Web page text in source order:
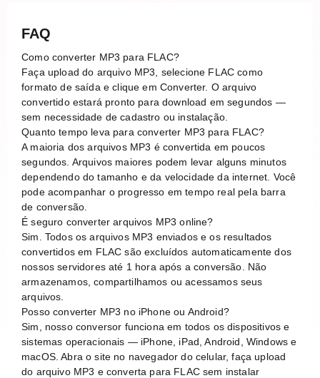
FAQ
Como converter MP3 para FLAC?
Faça upload do arquivo MP3, selecione FLAC como
formato de saída e clique em Converter. O arquivo
convertido estará pronto para download em segundos —
sem necessidade de cadastro ou instalação.
Quanto tempo leva para converter MP3 para FLAC?
A maioria dos arquivos MP3 é convertida em poucos
segundos. Arquivos maiores podem levar alguns minutos
dependendo do tamanho e da velocidade da internet. Você
pode acompanhar o progresso em tempo real pela barra
de conversão.
É seguro converter arquivos MP3 online?
Sim. Todos os arquivos MP3 enviados e os resultados
convertidos em FLAC são excluídos automaticamente dos
nossos servidores até 1 hora após a conversão. Não
armazenamos, compartilhamos ou acessamos seus
arquivos.
Posso converter MP3 no iPhone ou Android?
Sim, nosso conversor funciona em todos os dispositivos e
sistemas operacionais — iPhone, iPad, Android, Windows e
macOS. Abra o site no navegador do celular, faça upload
do arquivo MP3 e converta para FLAC sem instalar